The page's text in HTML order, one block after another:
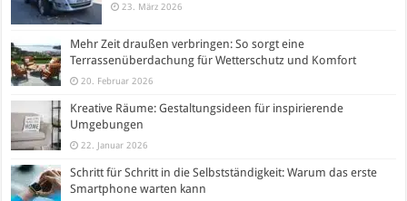
23. März 2026
Mehr Zeit draußen verbringen: So sorgt eine
Terrassenüberdachung für Wetterschutz und Komfort
20. Februar 2026
Kreative Räume: Gestaltungsideen für inspirierende
Umgebungen
22. Januar 2026
Schritt für Schritt in die Selbstständigkeit: Warum das erste
Smartphone warten kann